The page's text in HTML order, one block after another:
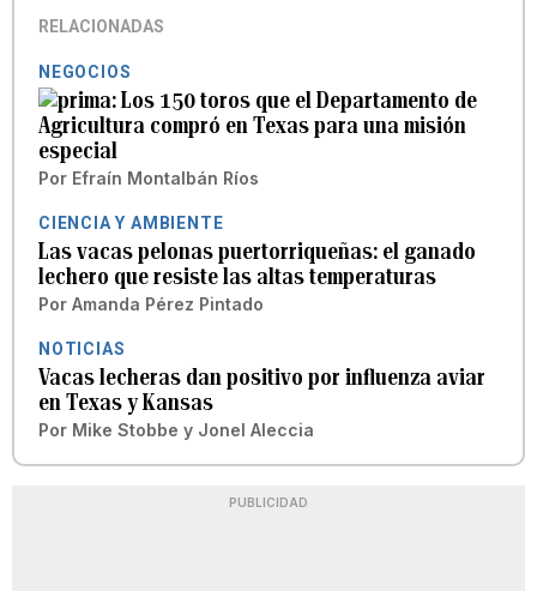
RELACIONADAS
NEGOCIOS
Los 150 toros que el Departamento de
Agricultura compró en Texas para una misión
especial
Por Efraín Montalbán Ríos
CIENCIA Y AMBIENTE
Las vacas pelonas puertorriqueñas: el ganado
lechero que resiste las altas temperaturas
Por Amanda Pérez Pintado
NOTICIAS
Vacas lecheras dan positivo por influenza aviar
en Texas y Kansas
Por Mike Stobbe y Jonel Aleccia
PUBLICIDAD